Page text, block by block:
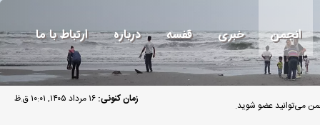
انجمن خبری قفسه درباره ارتباط با ما
زمان کنونی: ۱۶ مرداد ۱۴۰۵, ۱۰:۰۱ ق.ظ می‌توانید عضو شوید.